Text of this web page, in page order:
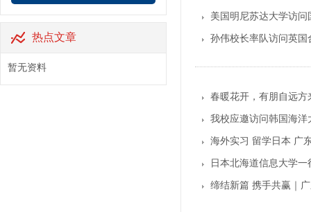
热点文章
暂无资料
美国明尼苏达大学访问
孙伟校长率队访问英国
春暖花开，有朋自远
我校应邀访问韩国海洋
海外实习 留学日本 广
日本北海道信息大学
缔结新篇 携手共赢｜